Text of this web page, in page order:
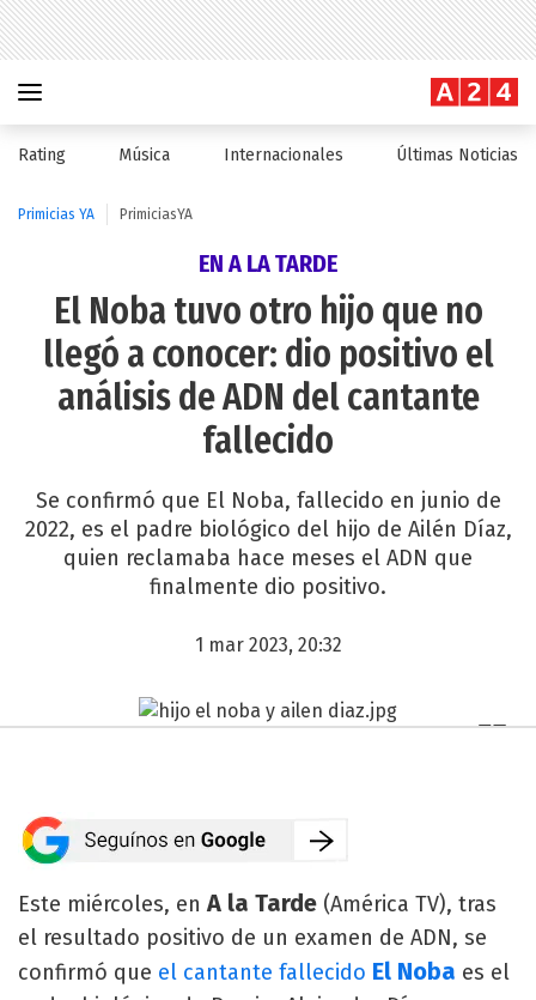
Rating Música Internacionales Últimas Noticias
Primicias YA PrimiciasYA
EN A LA TARDE
El Noba tuvo otro hijo que no
llegó a conocer: dio positivo el
análisis de ADN del cantante
fallecido
Se confirmó que El Noba, fallecido en junio de
2022, es el padre biológico del hijo de Ailén Díaz,
quien reclamaba hace meses el ADN que
finalmente dio positivo.
1 mar 2023, 20:32
Este miércoles, enA la Tarde (América TV), tras
el resultado positivo de un examen de ADN, se
confirmó que el cantante fallecido El Noba es el